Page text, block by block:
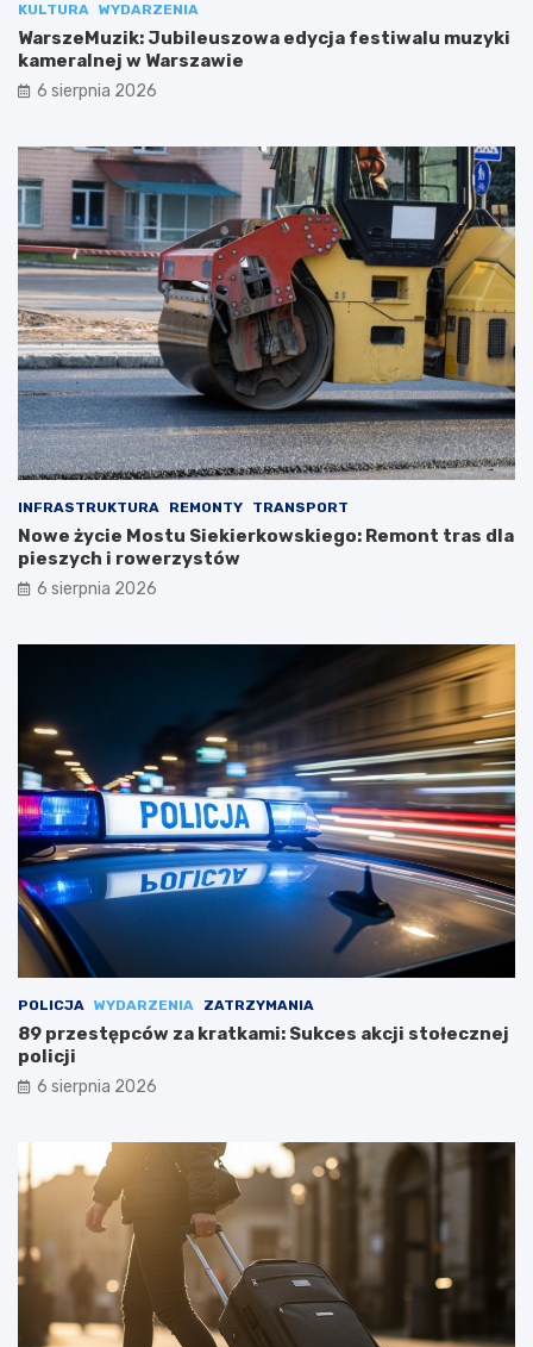
KULTURA WYDARZENIA
WarszeMuzik: Jubileuszowa edycja festiwalu muzyki
kameralnej w Warszawie
6 sierpnia 2026
INFRASTRUKTURA REMONTY TRANSPORT
Nowe życie Mostu Siekierkowskiego: Remont tras dla
pieszych i rowerzystów
6 sierpnia 2026
POLICJA WYDARZENIA ZATRZYMANIA
89 przestępców za kratkami: Sukces akcji stołecznej
policji
6 sierpnia 2026